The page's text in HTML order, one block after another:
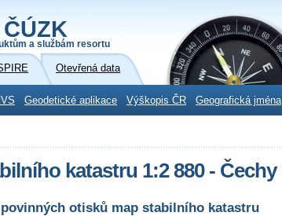
a službám resortu
Otevřená data
Geodetické aplikace Výškopis ČR Geografická jména
katastru 1:2 880 - Čechy
otisků map stabilního katastru